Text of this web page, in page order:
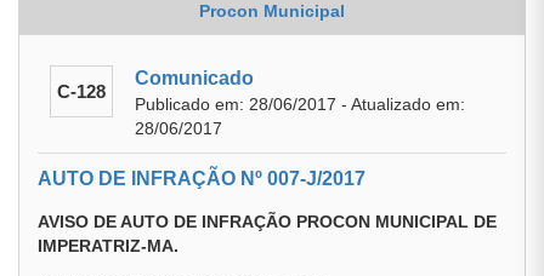
Procon Municipal
C-128
Comunicado
Publicado em: 28/06/2017 - Atualizado em:
28/06/2017
AUTO DE INFRAÇÃO Nº 007-J/2017
AVISO DE AUTO DE INFRAÇÃO PROCON MUNICIPAL DE
IMPERATRIZ-MA.